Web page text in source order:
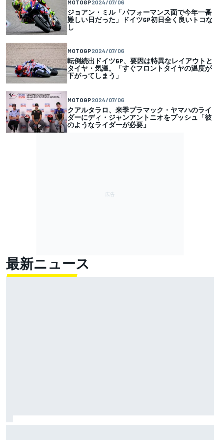
MOTOGP2024/07/06
ジョアン・ミル「パフォーマンス面で今年一番
難しい日だった」ドイツGP初日全く良いトコな
し
MOTOGP2024/07/06
転倒続出ドイツGP、要因は特異なレイアウトと
タイヤ・気温。「すぐフロントタイヤの温度が
下がってしまう」
MOTOGP2024/07/06
クアルタラロ、来季プラマック・ヤマハのライ
ダーにディ・ジャンアントニオをプッシュ「彼
のようなライダーが必要」
最新ニュース